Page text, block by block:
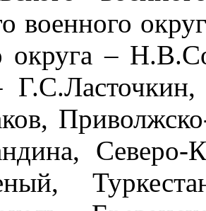
военного
округа –
Северо-